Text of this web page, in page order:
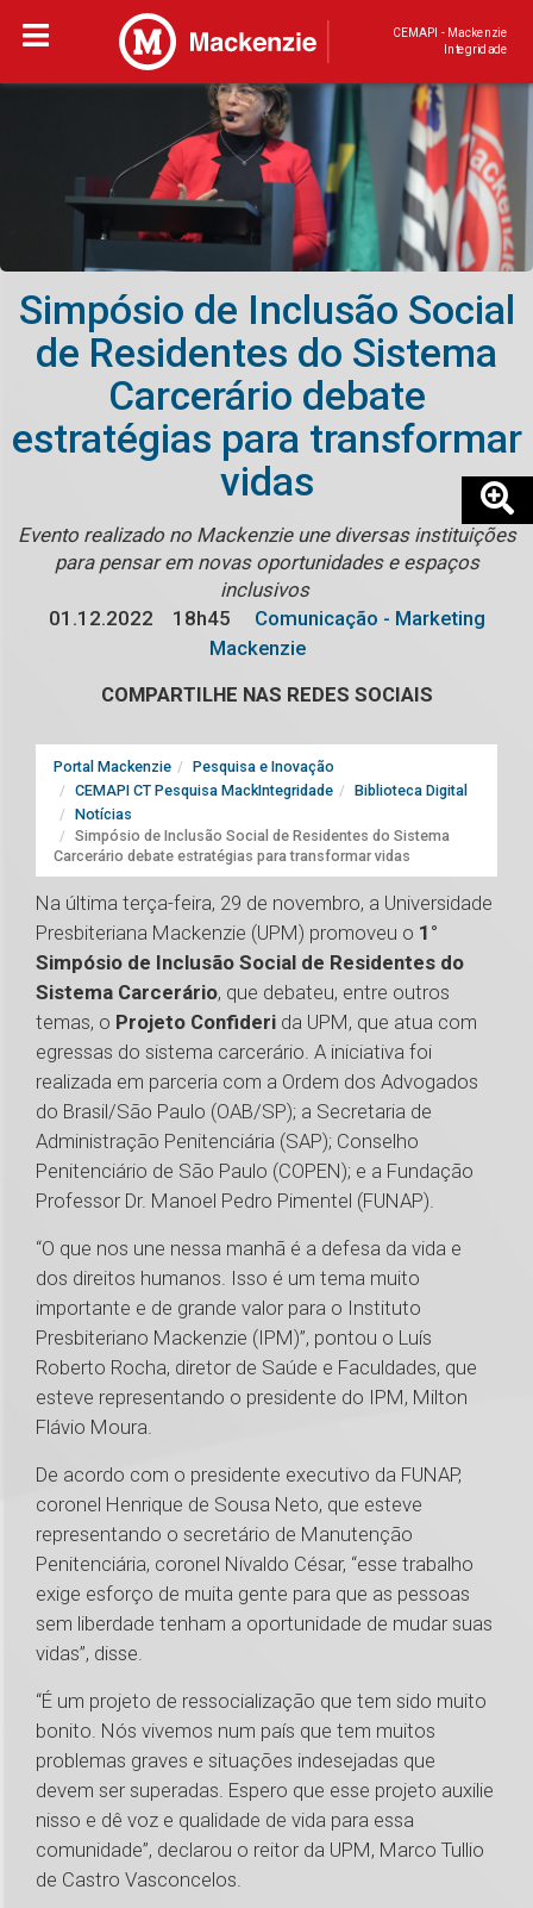
CEMAPI - Mackenzie
Integridade
Simpósio de Inclusão Social
de Residentes do Sistema
Carcerário debate
estratégias para transformar
vidas
Evento realizado no Mackenzie une diversas instituições
para pensar em novas oportunidades e espaços
inclusivos
01.12.2022
18h45
Comunicação - Marketing
Mackenzie
COMPARTILHE NAS REDES SOCIAIS
Portal Mackenzie
Pesquisa e Inovação
CEMAPI CT Pesquisa MackIntegridade
Biblioteca Digital
Notícias
Simpósio de Inclusão Social de Residentes do Sistema
Carcerário debate estratégias para transformar vidas
Na última terça-feira, 29 de novembro, a Universidade
Presbiteriana Mackenzie (UPM) promoveu o 1°
Simpósio de Inclusão Social de Residentes do
Sistema Carcerário, que debateu, entre outros
temas, o Projeto Confideri da UPM, que atua com
egressas do sistema carcerário. A iniciativa foi
realizada em parceria com a Ordem dos Advogados
do Brasil/São Paulo (OAB/SP); a Secretaria de
Administração Penitenciária (SAP); Conselho
Penitenciário de São Paulo (COPEN); e a Fundação
Professor Dr. Manoel Pedro Pimentel (FUNAP).
“O que nos une nessa manhã é a defesa da vida e
dos direitos humanos. Isso é um tema muito
importante e de grande valor para o Instituto
Presbiteriano Mackenzie (IPM)”, pontou o Luís
Roberto Rocha, diretor de Saúde e Faculdades, que
esteve representando o presidente do IPM, Milton
Flávio Moura.
De acordo com o presidente executivo da FUNAP,
coronel Henrique de Sousa Neto, que esteve
representando o secretário de Manutenção
Penitenciária, coronel Nivaldo César, “esse trabalho
exige esforço de muita gente para que as pessoas
sem liberdade tenham a oportunidade de mudar suas
vidas”, disse.
“É um projeto de ressocialização que tem sido muito
bonito. Nós vivemos num país que tem muitos
problemas graves e situações indesejadas que
devem ser superadas. Espero que esse projeto auxilie
nisso e dê voz e qualidade de vida para essa
comunidade”, declarou o reitor da UPM, Marco Tullio
de Castro Vasconcelos.